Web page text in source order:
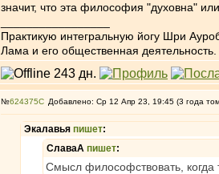
значит, что эта философия "духовна"
Практикую интегральную йогу Шри
Лама и его общественная деятельность.
№624375 Добавлено: Ср 12 Апр 23, 19:45 (3 года
Экалавья пишет:
СлаваА пишет:
Смысл философствовать, когда